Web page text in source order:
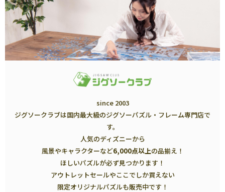
since 2003
ジグソークラブは国内最大級のジグソーパズル・フレーム専門店で
す。
人気のディズニーから
風景やキャラクターなど6,000点以上の品揃え！
ほしいパズルが必ず見つかります！
アウトレットセールやここでしか買えない
限定オリジナルパズルも販売中です！